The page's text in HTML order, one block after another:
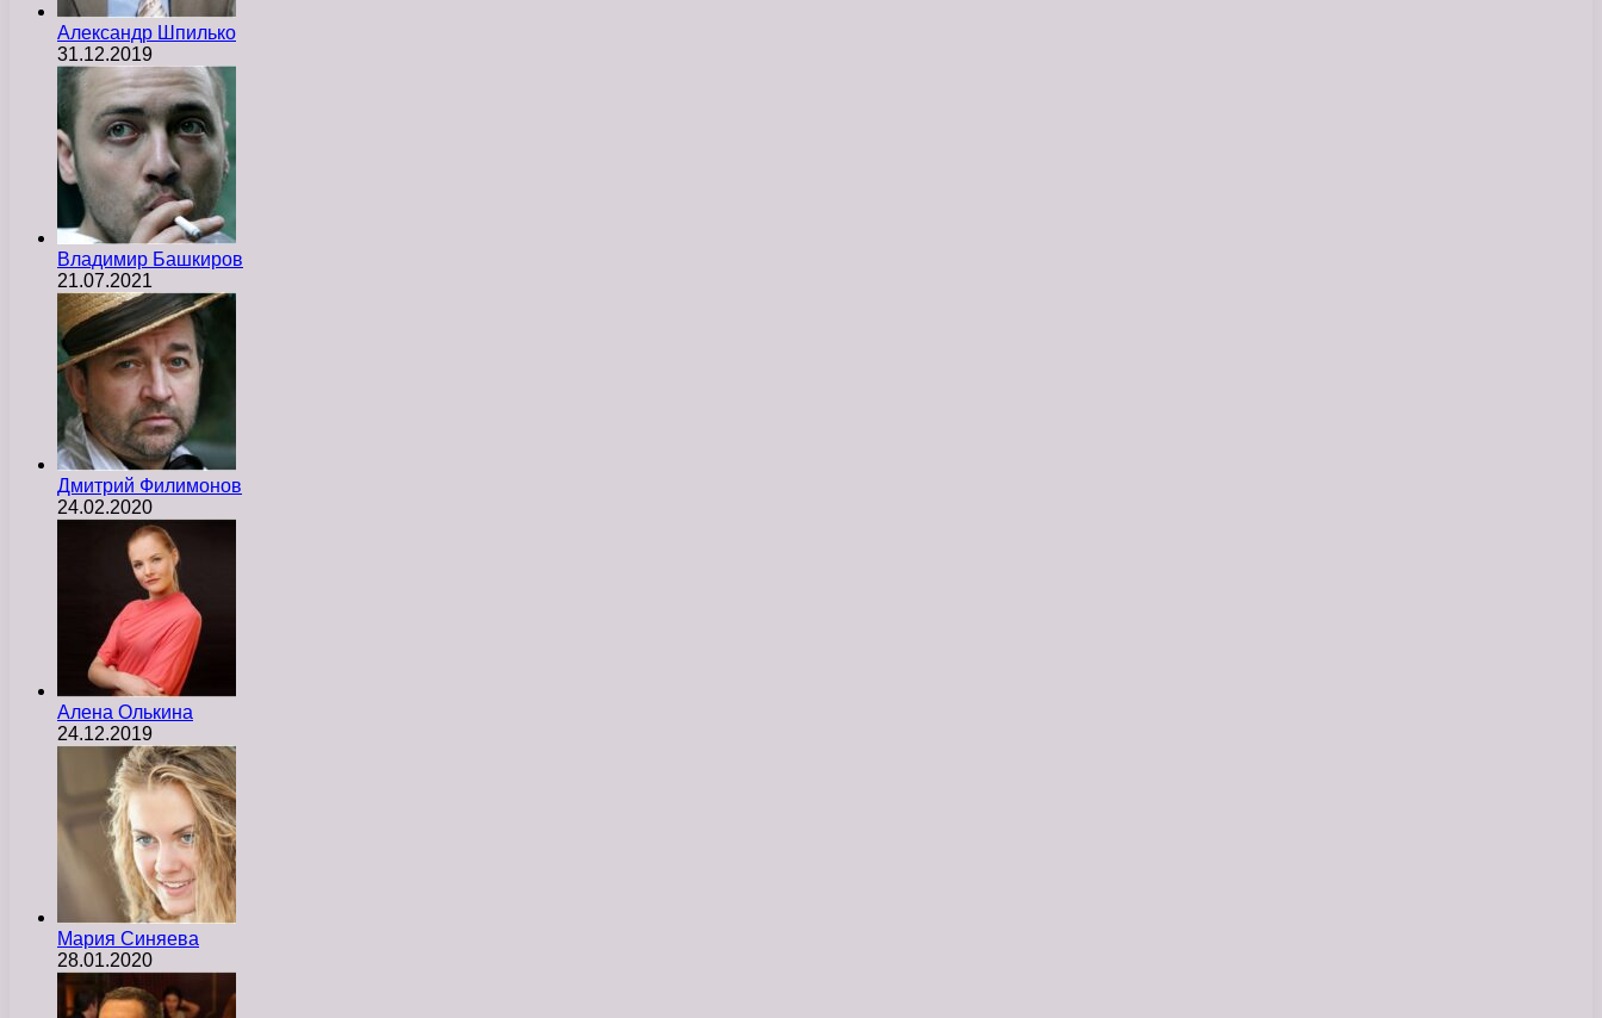
Александр Шпилько
31.12.2019
Владимир Башкиров
21.07.2021
Дмитрий Филимонов
24.02.2020
Алена Олькина
24.12.2019
Мария Синяева
28.01.2020